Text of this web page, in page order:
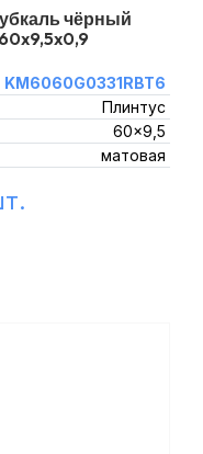
чёрный
KM6060G0331RBT6
Плинтус
60x9,5
матовая